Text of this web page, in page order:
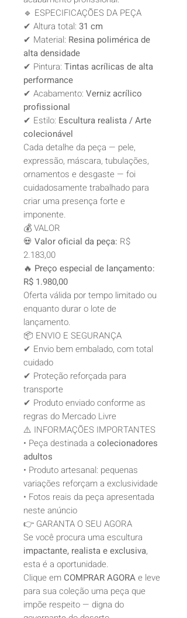
🔹 ESPECIFICAÇÕES DA PEÇA
✔ Altura total: 31 cm
✔ Material: Resina polimérica de
alta densidade
✔ Pintura: Tintas acrílicas de alta
performance
✔ Acabamento: Verniz acrílico
profissional
✔ Estilo: Escultura realista / Arte
colecionável
Cada detalhe da peça — pele,
expressão, máscara, tubulações,
ornamentos e desgaste — foi
cuidadosamente trabalhado para
criar uma presença forte e
imponente.
💰 VALOR
💀 Valor oficial da peça: R$
2.183,00
🔥 Preço especial de lançamento:
R$ 1.980,00
Oferta válida por tempo limitado ou
enquanto durar o lote de
lançamento.
📦 ENVIO E SEGURANÇA
✔ Envio bem embalado, com total
cuidado
✔ Proteção reforçada para
transporte
✔ Produto enviado conforme as
regras do Mercado Livre
⚠️ INFORMAÇÕES IMPORTANTES
• Peça destinada a colecionadores
adultos
• Produto artesanal: pequenas
variações reforçam a exclusividade
• Fotos reais da peça apresentada
neste anúncio
👉 GARANTA O SEU AGORA
Se você procura uma escultura
impactante, realista e exclusiva,
esta é a oportunidade.
Clique em COMPRAR AGORAe leve
para sua coleção uma peça que
impõe respeito — digna do